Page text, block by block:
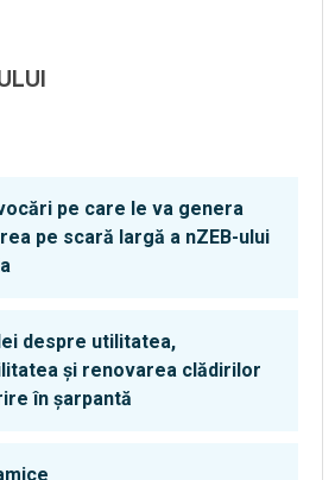
pe care le va genera
pe scară largă a nZEB-ului
despre utilitatea,
și renovarea clădirilor
în șarpantă